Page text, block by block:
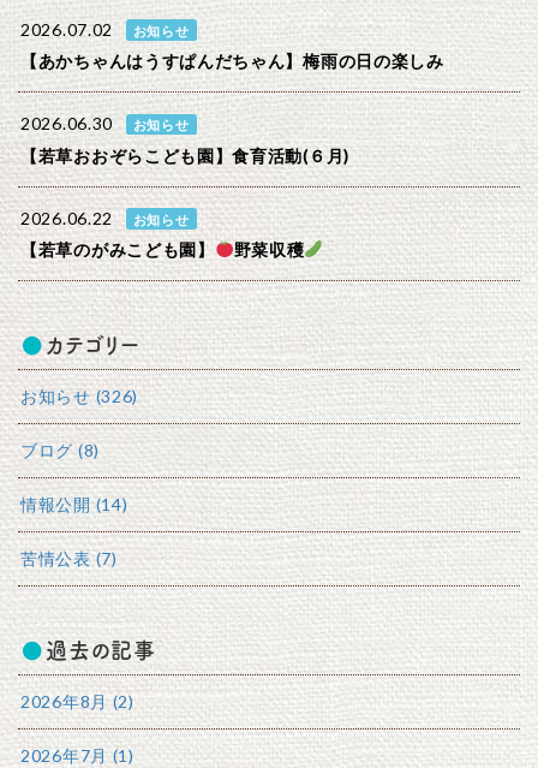
2026.07.02 お知らせ
【あかちゃんはうすぱんだちゃん】梅雨の日の楽しみ
2026.06.30 お知らせ
【若草おおぞらこども園】食育活動(６月)
2026.06.22 お知らせ
【若草のがみこども園】 野菜収穫
カテゴリー
お知らせ (326)
ブログ (8)
情報公開 (14)
苦情公表 (7)
過去の記事
2026年8月 (2)
2026年7月 (1)